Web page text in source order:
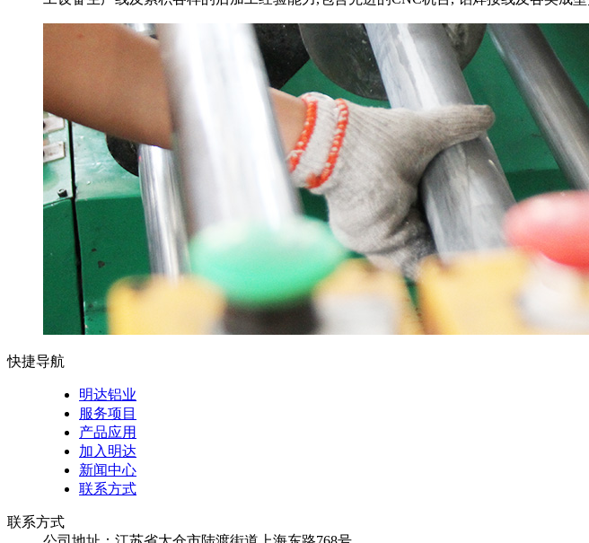
快捷导航
明达铝业
服务项目
产品应用
加入明达
新闻中心
联系方式
联系方式